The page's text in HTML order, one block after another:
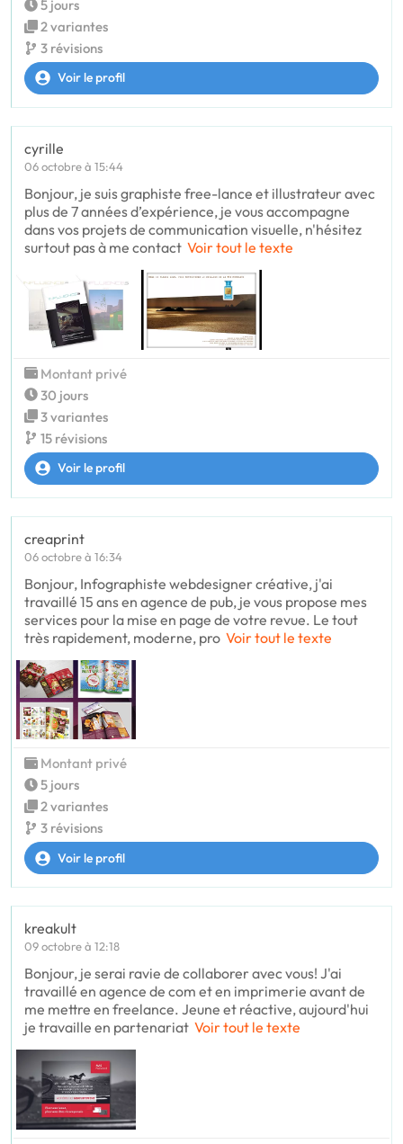
5 jours
2 variantes
3 révisions
Voir le profil
cyrille
06 octobre à 15:44
Bonjour, je suis graphiste free-lance et illustrateur avec
plus de 7 années d’expérience, je vous accompagne
dans vos projets de communication visuelle, n'hésitez
surtout pas à me contact Voir tout le texte
Montant privé
30 jours
3 variantes
15 révisions
Voir le profil
creaprint
06 octobre à 16:34
Bonjour, Infographiste webdesigner créative, j'ai
travaillé 15 ans en agence de pub, je vous propose mes
services pour la mise en page de votre revue. Le tout
très rapidement, moderne, pro Voir tout le texte
Montant privé
5 jours
2 variantes
3 révisions
Voir le profil
kreakult
09 octobre à 12:18
Bonjour, je serai ravie de collaborer avec vous! J'ai
travaillé en agence de com et en imprimerie avant de
me mettre en freelance. Jeune et réactive, aujourd'hui
je travaille en partenariat Voir tout le texte